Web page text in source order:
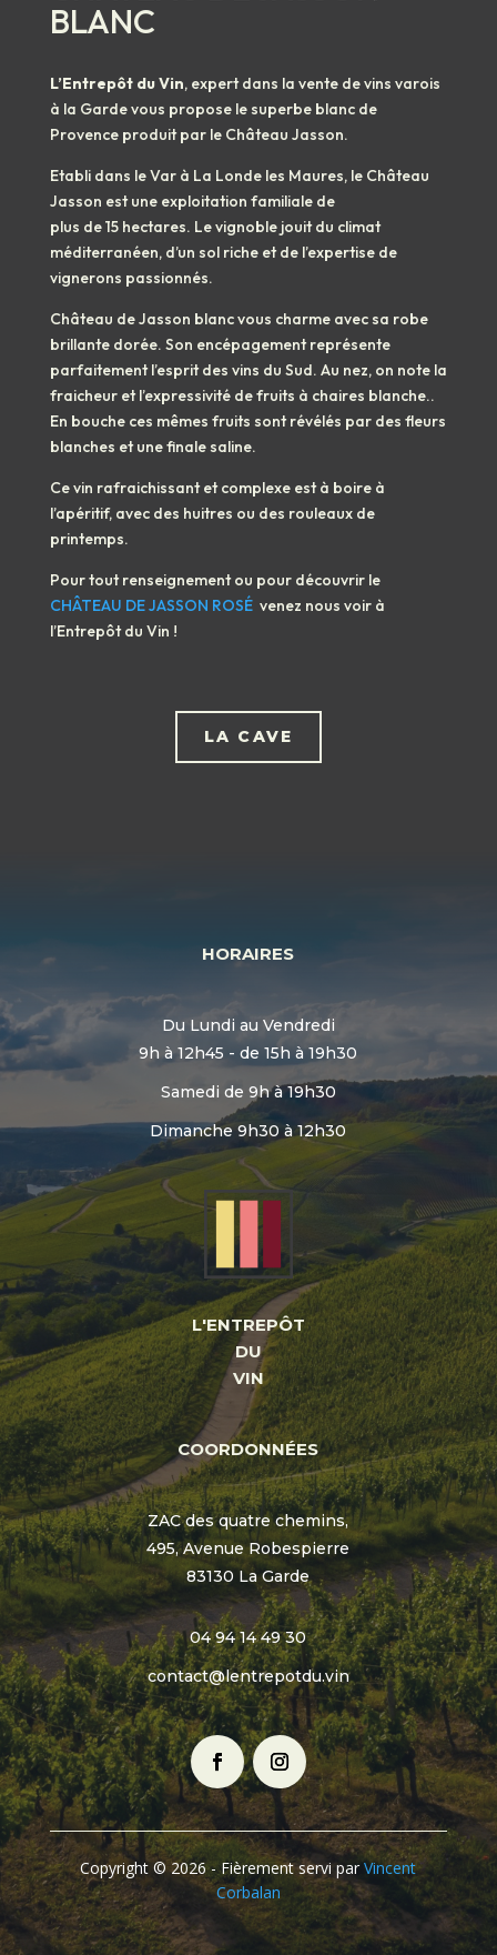
BLANC
L’Entrepôt du Vin, expert dans la vente de vins varois
à la Garde vous propose le superbe blanc de
Provence produit par le Château Jasson.
Etabli dans le Var à La Londe les Maures, le Château
Jasson est une exploitation familiale de
plus de 15 hectares. Le vignoble jouit du climat
méditerranéen, d’un sol riche et de l’expertise de
vignerons passionnés.
Château de Jasson blanc vous charme avec sa robe
brillante dorée. Son encépagement représente
parfaitement l’esprit des vins du Sud. Au nez, on note la
fraicheur et l’expressivité de fruits à chaires blanche..
En bouche ces mêmes fruits sont révélés par des fleurs
blanches et une finale saline.
Ce vin rafraichissant et complexe est à boire à
l’apéritif, avec des huitres ou des rouleaux de
printemps.
Pour tout renseignement ou pour découvrir le
CHÂTEAU DE JASSON ROSÉ venez nous voir à
l’Entrepôt du Vin !
LA CAVE
HORAIRES
Du Lundi au Vendredi
9h à 12h45 - de 15h à 19h30
Samedi de 9h à 19h30
Dimanche 9h30 à 12h30
L'ENTREPÔT
DU
VIN
COORDONNÉES
ZAC des quatre chemins,
495, Avenue Robespierre
83130 La Garde
04 94 14 49 30
contact@lentrepotdu.vin
Copyright © 2026 - Fièrement servi parVincent
Corbalan